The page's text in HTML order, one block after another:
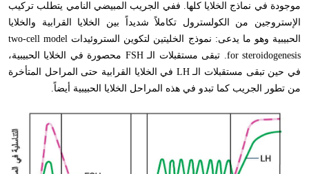
موجودة في نماذج الخلايا كلها. ففي الجريب المبيضي النامي يتطلب تركيب
الإستروجين من الكولسترول تكاملاً شديداً بين الخلايا القرابية والخلايا
الحبيبية وهو ما يدعى: نموذج الخليتين لتكوين الستروئيدات two-cell model
for steroidogenesis. تبقى مستقبلات الـFSH محصورة في الخلايا الحبيبية،
في حين تبقى مستقبلات الـLH في الخلايا القرابية حتى المراحل المتأخرة
من تطور الجريب كما تبدو في هذه المراحل الخلايا الحبيبية أيضاً.